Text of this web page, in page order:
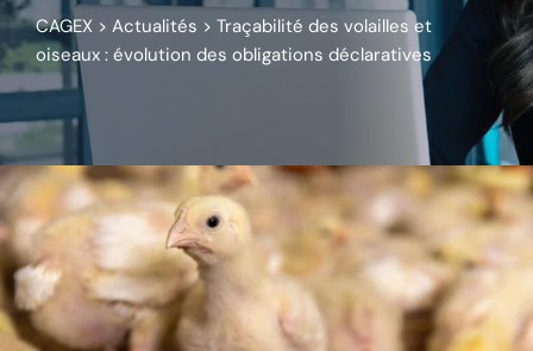
CAGEX > Actualités > Traçabilité des volailles et
oiseaux : évolution des obligations déclaratives